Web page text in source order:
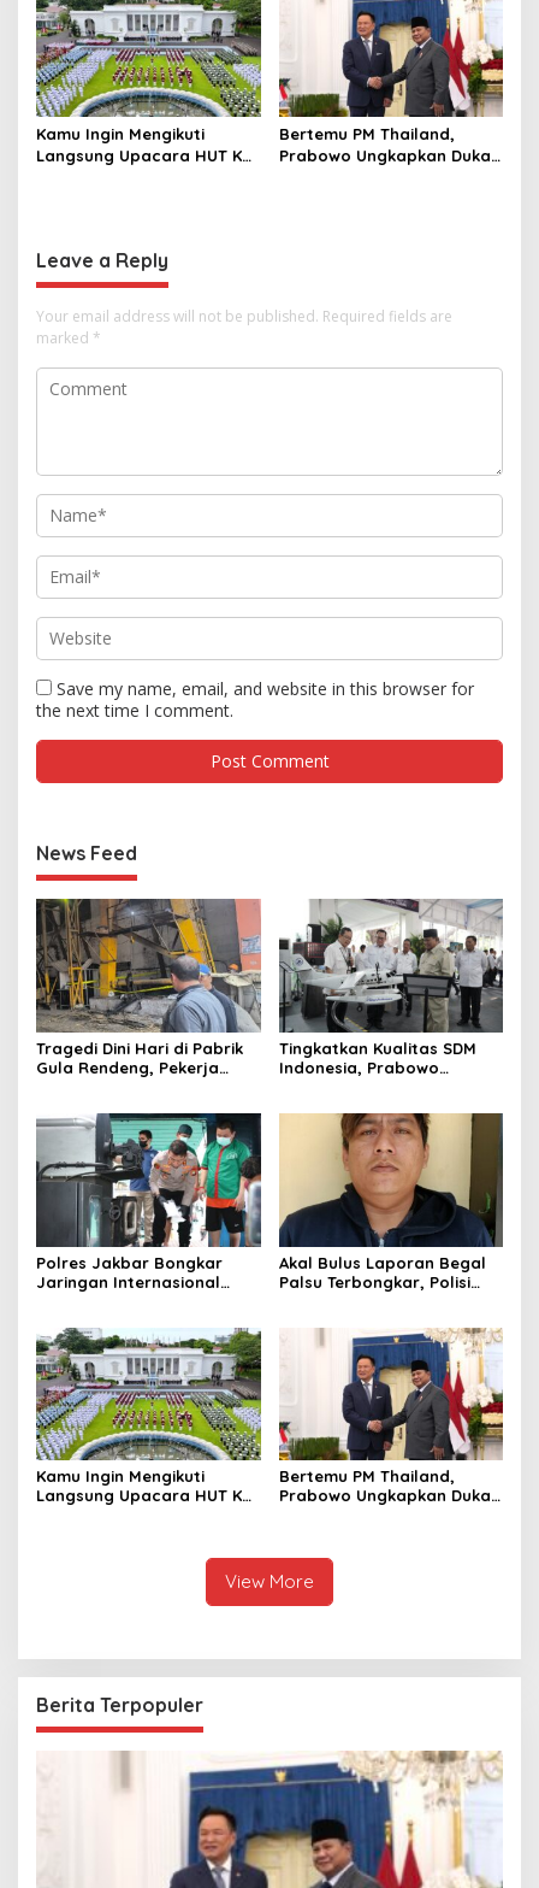
Diringkus dan Barang Bukti
1,1 Ton Rp119 Miliar
Dimusnahkan
Kamu Ingin Mengikuti
Langsung Upacara HUT Ke-
Bertemu PM Thailand,
Prabowo Ungkapkan Duka
Leave a Reply
Your email address will not be published. Required fields are
marked *
Save my name, email, and website in this browser for
the next time I comment.
News Feed
Tragedi Dini Hari di Pabrik
Gula Rendeng, Pekerja
Tingkatkan Kualitas SDM
Indonesia, Prabowo
Terbaik Dunia
Polres Jakbar Bongkar
Jaringan Internasional
Diringkus dan Barang Bukti
1,1 Ton Rp119 Miliar
Dimusnahkan
Akal Bulus Laporan Begal
Palsu Terbongkar, Polisi
Kamu Ingin Mengikuti
Langsung Upacara HUT Ke-
Pendaftaran Resminya di
Bertemu PM Thailand,
Prabowo Ungkapkan Duka
Raja Thailand
View More
Berita Terpopuler